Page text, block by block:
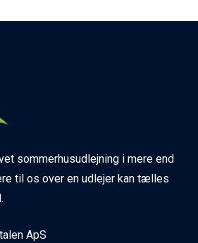
sommerhusudlejning i mere end
til os over en udlejer kan tælles
ApS